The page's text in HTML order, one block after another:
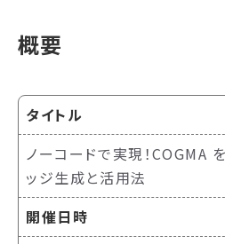
概要
タイトル
ノーコードで実現！COGMA
ッジ生成と活用法
開催日時